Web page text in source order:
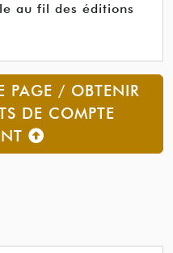
au fil des éditions
PAGE / OBTENIR
DE COMPTE